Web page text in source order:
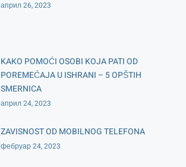
април 26, 2023
KAKO POMOĆI OSOBI KOJA PATI OD
POREMEĆAJA U ISHRANI – 5 OPŠTIH
SMERNICA
април 24, 2023
ZAVISNOST OD MOBILNOG TELEFONA
фебруар 24, 2023